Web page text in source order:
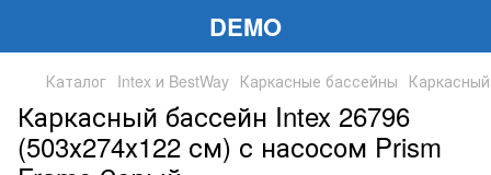
DEMO
Каталог Intex и BestWay Каркасные бассейны
Каркасный бассейн Intex 26796
(503х274х122 см) с насосом Prism